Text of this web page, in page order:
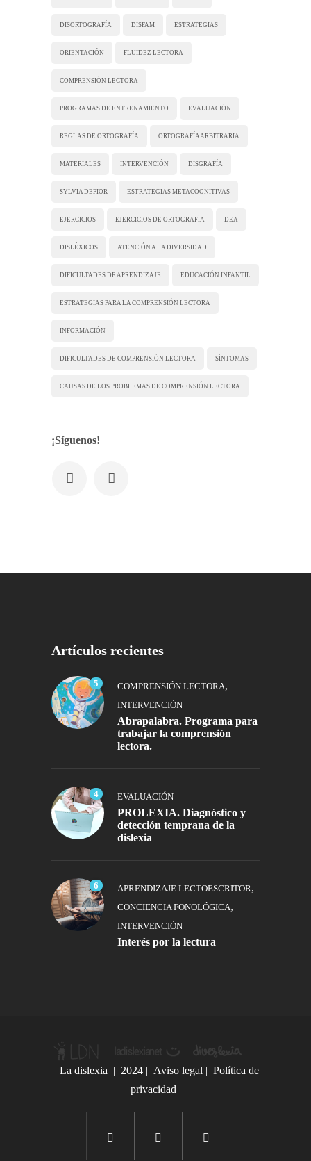
DISORTOGRAFÍA DISFAM ESTRATEGIAS
ORIENTACIÓN FLUIDEZ LECTORA
COMPRENSIÓN LECTORA
PROGRAMAS DE ENTRENAMIENTO EVALUACIÓN
REGLAS DE ORTOGRAFÍA ORTOGRAFÍA ARBITRARIA
MATERIALES INTERVENCIÓN DISGRAFÍA
SYLVIA DEFIOR ESTRATEGIAS METACOGNITIVAS
EJERCICIOS EJERCICIOS DE ORTOGRAFÍA DEA
DISLÉXICOS ATENCIÓN A LA DIVERSIDAD
DIFICULTADES DE APRENDIZAJE EDUCACIÓN INFANTIL
ESTRATEGIAS PARA LA COMPRENSIÓN LECTORA
INFORMACIÓN
DIFICULTADES DE COMPRENSIÓN LECTORA SÍNTOMAS
CAUSAS DE LOS PROBLEMAS DE COMPRENSIÓN LECTORA
¡Síguenos!
Artículos recientes
5 COMPRENSIÓN LECTORA,
INTERVENCIÓN
Abrapalabra. Programa para
trabajar la comprensión
lectora.
4 EVALUACIÓN
PROLEXIA. Diagnóstico y
detección temprana de la
dislexia
6 APRENDIZAJE LECTOESCRITOR,
CONCIENCIA FONOLÓGICA,
INTERVENCIÓN
Interés por la lectura
| La dislexia | 2024 | Aviso legal | Política de
privacidad |